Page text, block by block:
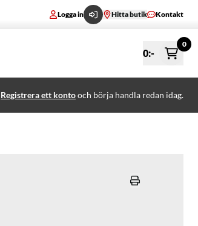
Logga in Hitta butik Kontakt
0:-
0
Registrera ett kontooch börja handla redan idag.